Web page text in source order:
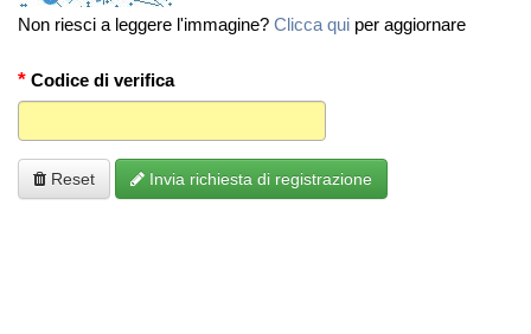
Non riesci a leggere l'immagine? Clicca qui per aggiornare
* Codice di verifica
Reset Invia richiesta di registrazione